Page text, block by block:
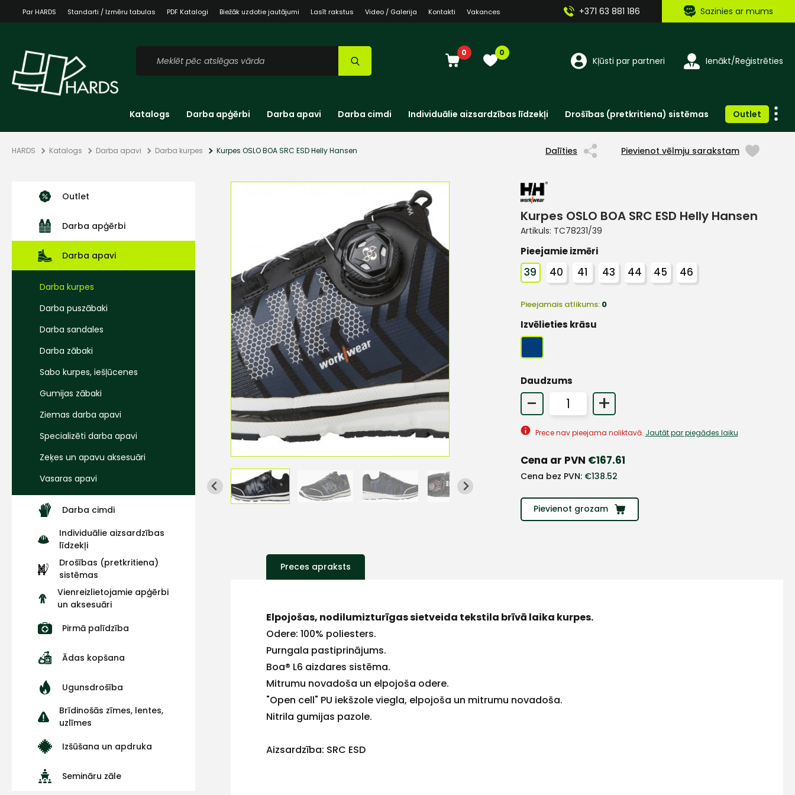
Par HARDS Standarti / Izmēru tabulas PDF Katalogi Biežāk uzdotie jautājumi Lasīt rakstus Video / Galerija Kontakti Vakances +371 63 881 186 Sazinies ar mums
0 0
Kļūsti par partneri Ienākt/Reģistrēties
Katalogs Darba apģērbi Darba apavi Darba cimdi Individuālie aizsardzības līdzekļi Drošības (pretkritiena) sistēmas Outlet
HARDS Katalogs Darba apavi Darba kurpes Kurpes OSLO BOA SRC ESD Helly Hansen Dalīties Pievienot vēlmju sarakstam
Outlet
Darba apģērbi
Darba apavi
Darba kurpes
Darba puszābaki
Darba sandales
Darba zābaki
Sabo kurpes, iešļūcenes
Gumijas zābaki
Ziemas darba apavi
Specializēti darba apavi
Zeķes un apavu aksesuāri
Vasaras apavi
Darba cimdi
Individuālie aizsardzības
līdzekļi
Drošības (pretkritiena)
sistēmas
Vienreizlietojamie apģērbi
un aksesuāri
Pirmā palīdzība
Ādas kopšana
Ugunsdrošība
Brīdinošās zīmes, lentes,
uzlīmes
Izšūšana un apdruka
Semināru zāle
Kurpes OSLO BOA SRC ESD Helly Hansen
Artikuls: TC78231/39
Pieejamie izmēri
39 40 41 43 44 45 46
Pieejamais atlikums: 0
Izvēlieties krāsu
Daudzums
- +
Prece nav pieejama noliktavā. Jautāt par piegādes laiku
Cena ar PVN €167.61
Cena bez PVN: €138.52
Pievienot grozam
Preces apraksts
Elpojošas, nodilumizturīgas sietveida tekstila brīvā laika kurpes.
Odere: 100% poliesters.
Purngala pastiprinājums.
Boa® L6 aizdares sistēma.
Mitrumu novadoša un elpojoša odere.
"Open cell" PU iekšzole viegla, elpojoša un mitrumu novadoša.
Nitrila gumijas pazole.
Aizsardzība: SRC ESD
Sazinies
+